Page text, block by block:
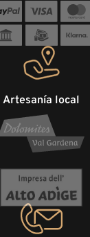
Artesanía local